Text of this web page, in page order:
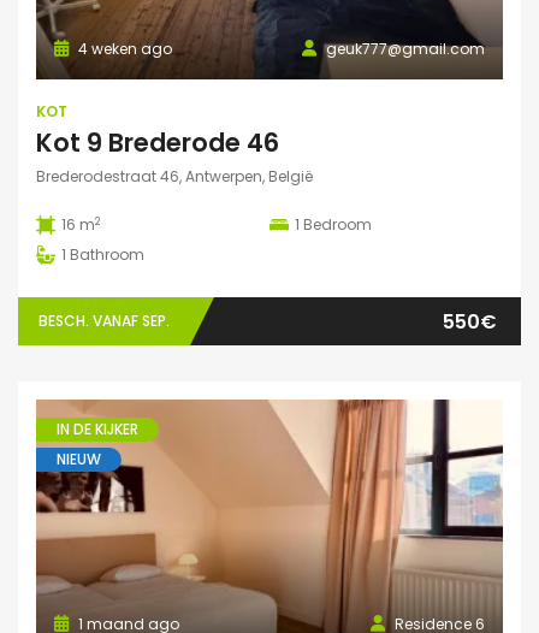
geuk777@gmail.com
4 weken ago
KOT
Kot 9 Brederode 46
Brederodestraat 46, Antwerpen, België
16 m2 1 Bedroom
1 Bathroom
BESCH. VANAF SEP. 550€
IN DE KIJKER
NIEUW
Residence 6
1 maand ago